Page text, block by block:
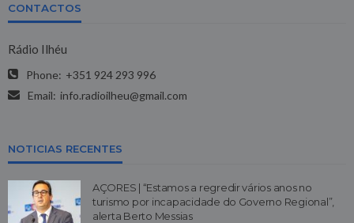
CONTACTOS
Rádio Ilhéu
Phone: +351 924 293 996
Email: info.radioilheu@gmail.com
NOTICIAS RECENTES
AÇORES | “Estamos a regredir vários anos no
turismo por incapacidade do Governo Regional”,
alerta Berto Messias